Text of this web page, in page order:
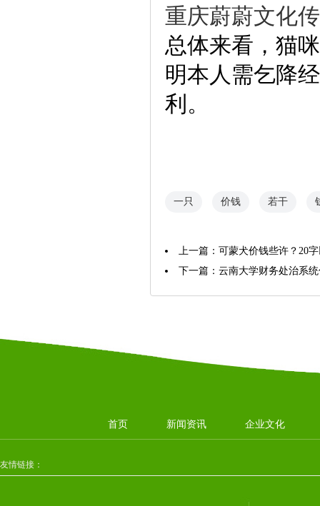
重庆蔚蔚文化
总体来看，猫
明本人需乞降
利。
一只 价钱 若干
上一篇： 可蒙犬价钱些许？20
下一篇： 云南大学财务处治系
首页 新闻资讯 企业文化
友情链接：